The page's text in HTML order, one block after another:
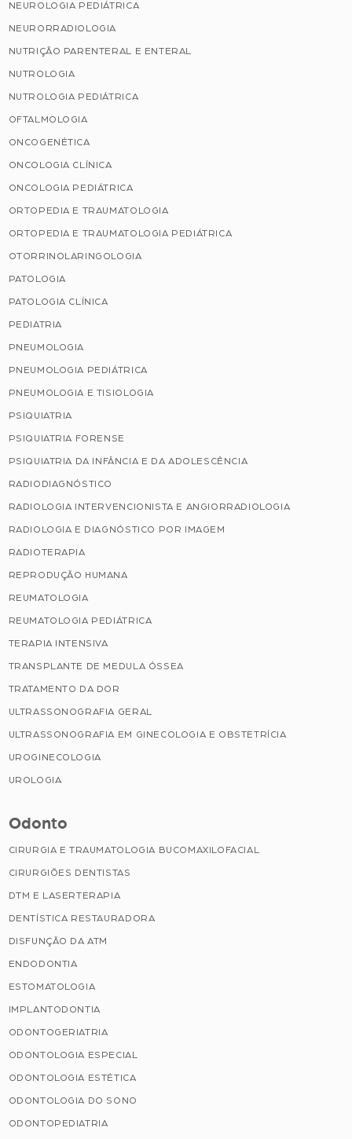
NEUROLOGIA PEDIÁTRICA
NEURORRADIOLOGIA
NUTRIÇÃO PARENTERAL E ENTERAL
NUTROLOGIA
NUTROLOGIA PEDIÁTRICA
OFTALMOLOGIA
ONCOGENÉTICA
ONCOLOGIA CLÍNICA
ONCOLOGIA PEDIÁTRICA
ORTOPEDIA E TRAUMATOLOGIA
ORTOPEDIA E TRAUMATOLOGIA PEDIÁTRICA
OTORRINOLARINGOLOGIA
PATOLOGIA
PATOLOGIA CLÍNICA
PEDIATRIA
PNEUMOLOGIA
PNEUMOLOGIA PEDIÁTRICA
PNEUMOLOGIA E TISIOLOGIA
PSIQUIATRIA
PSIQUIATRIA FORENSE
PSIQUIATRIA DA INFÂNCIA E DA ADOLESCÊNCIA
RADIODIAGNÓSTICO
RADIOLOGIA INTERVENCIONISTA E ANGIORRADIOLOGIA
RADIOLOGIA E DIAGNÓSTICO POR IMAGEM
RADIOTERAPIA
REPRODUÇÃO HUMANA
REUMATOLOGIA
REUMATOLOGIA PEDIÁTRICA
TERAPIA INTENSIVA
TRANSPLANTE DE MEDULA ÓSSEA
TRATAMENTO DA DOR
ULTRASSONOGRAFIA GERAL
ULTRASSONOGRAFIA EM GINECOLOGIA E OBSTETRÍCIA
UROGINECOLOGIA
UROLOGIA
Odonto
CIRURGIA E TRAUMATOLOGIA BUCOMAXILOFACIAL
CIRURGIÕES DENTISTAS
DTM E LASERTERAPIA
DENTÍSTICA RESTAURADORA
DISFUNÇÃO DA ATM
ENDODONTIA
ESTOMATOLOGIA
IMPLANTODONTIA
ODONTOGERIATRIA
ODONTOLOGIA ESPECIAL
ODONTOLOGIA ESTÉTICA
ODONTOLOGIA DO SONO
ODONTOPEDIATRIA